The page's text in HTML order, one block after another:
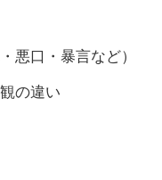
悪口・暴言など）
の違い